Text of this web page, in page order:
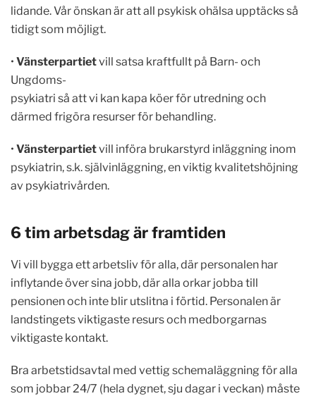
lidande. Vår önskan är att all psykisk ohälsa upptäcks så
tidigt som möjligt.
• Vänsterpartietvill satsa kraftfullt på Barn- och
Ungdoms-
psykiatri så att vi kan kapa köer för utredning och
därmed frigöra resurser för behandling.
• Vänsterpartietvill införa brukarstyrd inläggning inom
psykiatrin, s.k. självinläggning, en viktig kvalitetshöjning
av psykiatrivården.
6 tim arbetsdag är framtiden
Vi vill bygga ett arbetsliv för alla, där personalen har
inflytande över sina jobb, där alla orkar jobba till
pensionen och inte blir utslitna i förtid. Personalen är
landstingets viktigaste resurs och medborgarnas
viktigaste kontakt.
Bra arbetstidsavtal med vettig schemaläggning för alla
som jobbar 24/7 (hela dygnet, sju dagar i veckan) måste